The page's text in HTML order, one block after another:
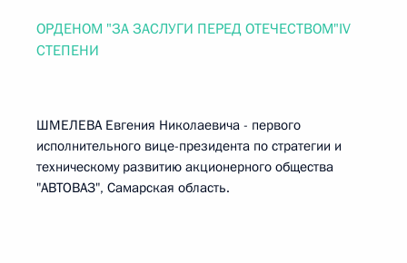
ОРДЕНОМ "ЗА ЗАСЛУГИ ПЕРЕД ОТЕЧЕСТВОМ"IV
СТЕПЕНИ
ШМЕЛЕВА Евгения Николаевича - первого
исполнительного вице-президента по стратегии и
техническому развитию акционерного общества
"АВТОВАЗ", Самарская область.